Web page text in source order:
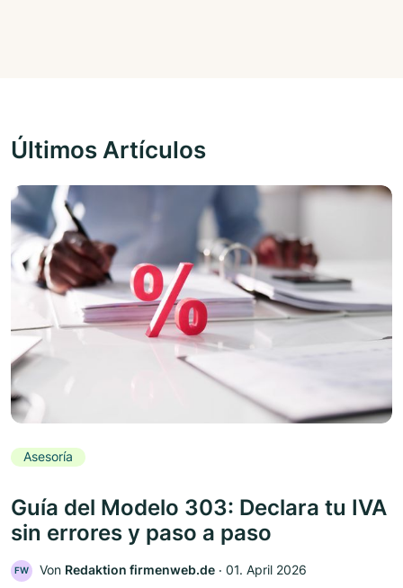
Últimos Artículos
Asesoría
Guía del Modelo 303: Declara tu IVA
sin errores y paso a paso
FW Von Redaktion firmenweb.de ‧ 01. April 2026